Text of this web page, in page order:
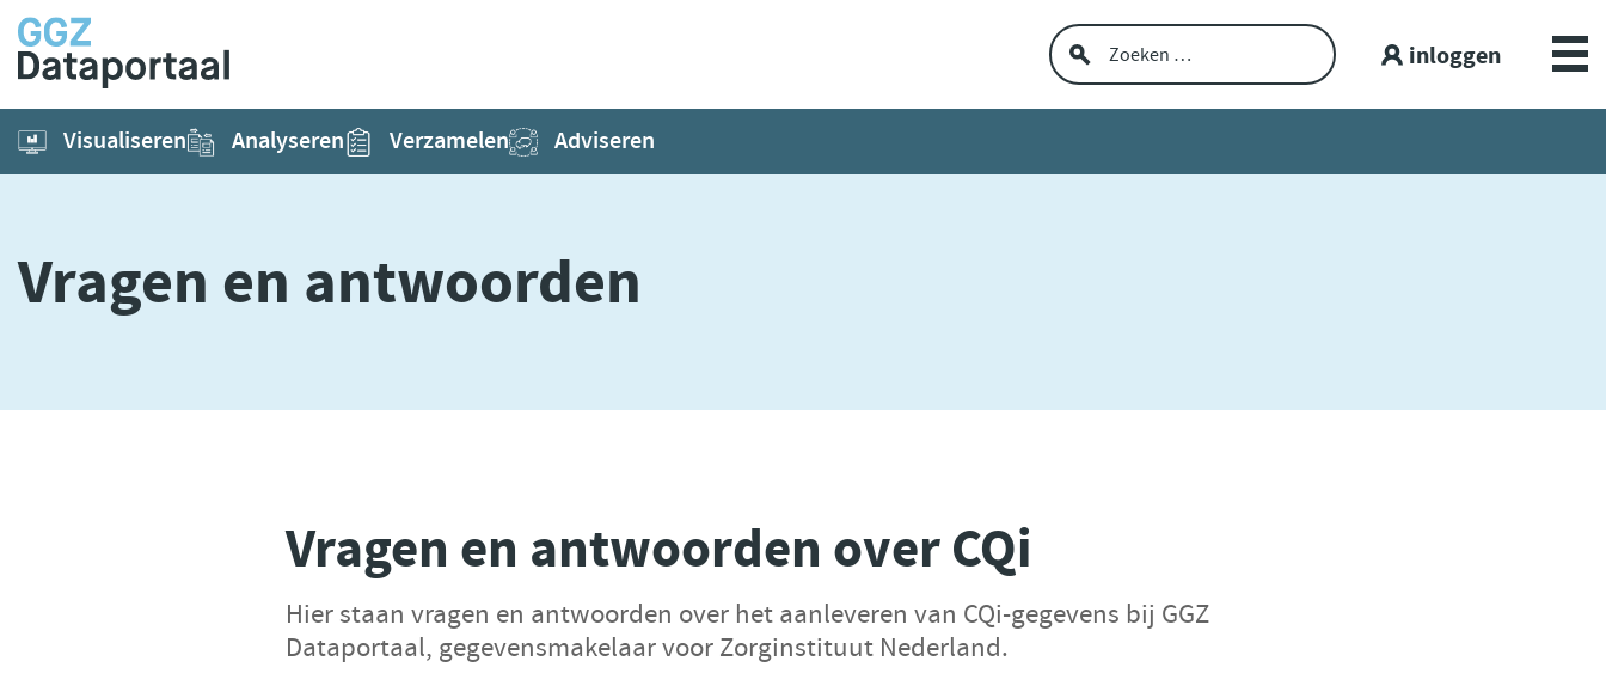
GGZ Data blogs
CGTp Check
inloggen
Visualiseren Analyseren Verzamelen Adviseren
Vragen en antwoorden
Vragen en antwoorden over CQi
Hier staan vragen en antwoorden over het aanleveren van CQi-gegevens bij GGZ
Dataportaal, gegevensmakelaar voor Zorginstituut Nederland.